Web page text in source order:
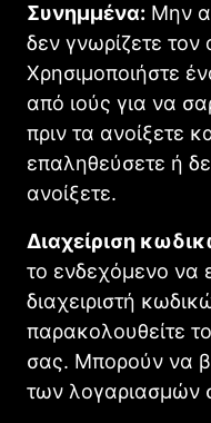
Συνημμένα: Μην
δεν γνωρίζετε
Χρησιμοποιήστε
από ιούς για να
πριν τα ανοίξετε
επαληθεύσετε ή
ανοίξετε.
Διαχείριση
το ενδεχόμενο να
διαχειριστή
παρακολουθείτε
σας. Μπορούν να
των λογαριασμών